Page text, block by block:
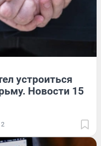
устроиться
Новости 15
2